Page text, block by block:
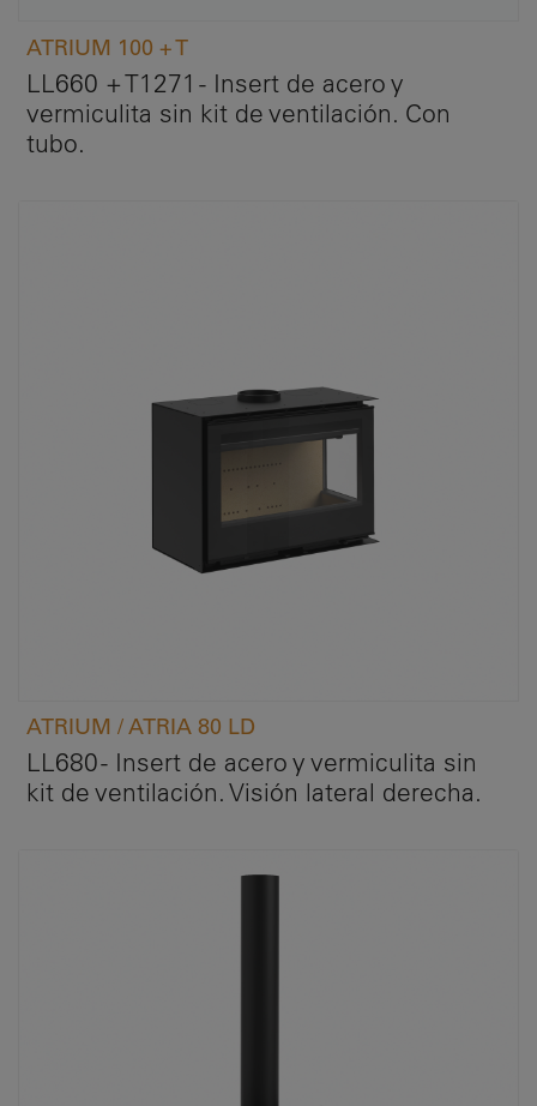
ATRIUM 100 + T
LL660 + T1271 - Insert de acero y
vermiculita sin kit de ventilación. Con
tubo.
ATRIUM / ATRIA 80 LD
LL680 - Insert de acero y vermiculita sin
kit de ventilación. Visión lateral derecha.